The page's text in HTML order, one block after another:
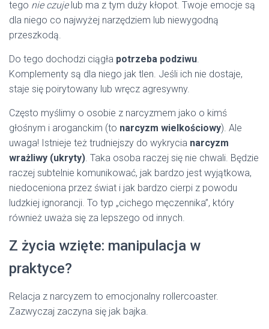
tego nie czujelub ma z tym duży kłopot. Twoje emocje są
dla niego co najwyżej narzędziem lub niewygodną
przeszkodą.
Do tego dochodzi ciągła potrzeba podziwu.
Komplementy są dla niego jak tlen. Jeśli ich nie dostaje,
staje się poirytowany lub wręcz agresywny.
Często myślimy o osobie z narcyzmem jako o kimś
głośnym i aroganckim (to narcyzm wielkościowy). Ale
uwaga! Istnieje też trudniejszy do wykrycia narcyzm
wrażliwy (ukryty). Taka osoba raczej się nie chwali. Będzie
raczej subtelnie komunikować, jak bardzo jest wyjątkowa,
niedoceniona przez świat i jak bardzo cierpi z powodu
ludzkiej ignorancji. To typ „cichego męczennika”, który
również uważa się za lepszego od innych.
Z życia wzięte: manipulacja w
praktyce?
Relacja z narcyzem to emocjonalny rollercoaster.
Zazwyczaj zaczyna się jak bajka.